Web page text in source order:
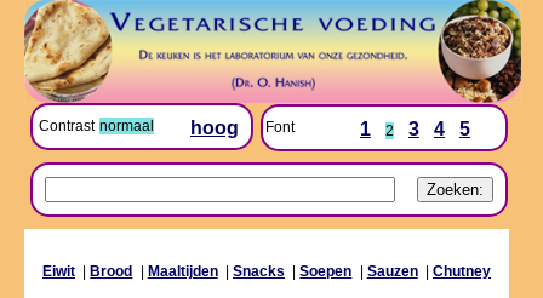
Contrast normaal hoog Font 1 2 3 4 5
Eiwit Brood Maaltijden|Snacks |Soepen Sauzen|Chutney